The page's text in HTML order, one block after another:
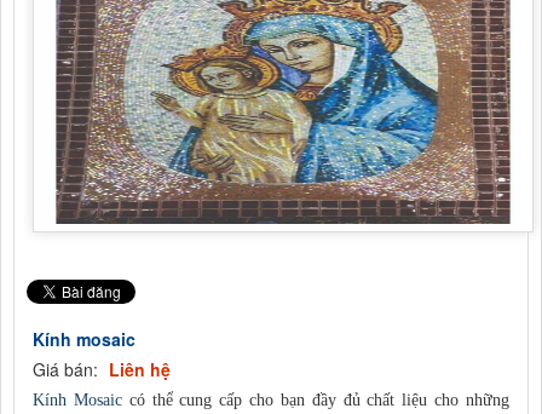
Kính mosaic
Giá bán: Liên hệ
Kính Mosaic có thể cung cấp cho bạn đầy đủ chất liệu cho những